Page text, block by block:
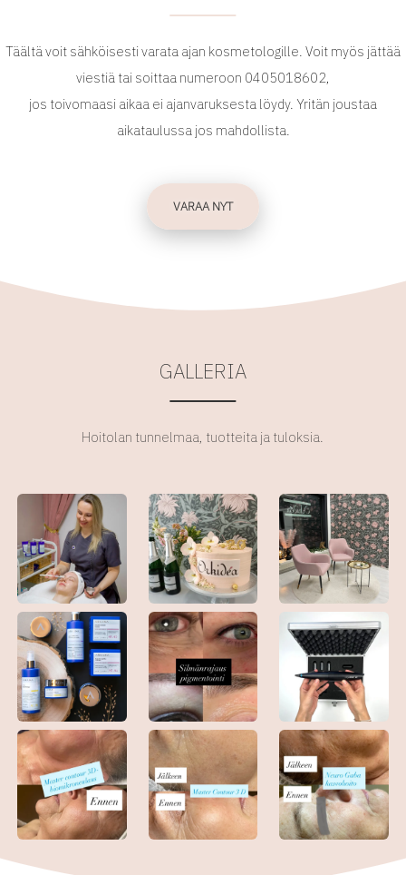
Täältä voit sähköisesti varata ajan kosmetologille. Voit myös jättää
viestiä tai soittaa numeroon 0405018602,
jos toivomaasi aikaa ei ajanvaruksesta löydy. Yritän joustaa
VARAA NYT
GALLERIA
Hoitolan tunnelmaa, tuotteita ja tuloksia.